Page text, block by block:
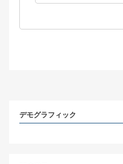
デモグラフィック